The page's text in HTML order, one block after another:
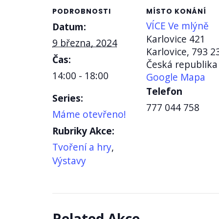
PODROBNOSTI
Datum:
9 března, 2024
Čas:
14:00 - 18:00
Series:
Máme otevřeno!
Rubriky Akce:
Tvoření a hry,
Výstavy
MÍSTO KONÁNÍ
VÍCE Ve mlýně
Karlovice 421
Karlovice, 793
Česká republika
Google Mapa
Telefon
777 044 758